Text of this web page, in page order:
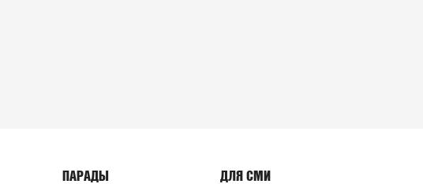
ПАРАДЫ ДЛЯ СМИ